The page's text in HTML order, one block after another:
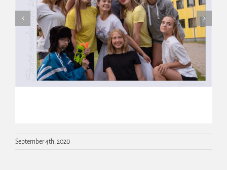
September 4th, 2020